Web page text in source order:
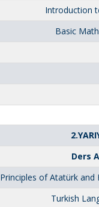
Introduction
Basic
Ders
Principles of Atatürk
Turkish